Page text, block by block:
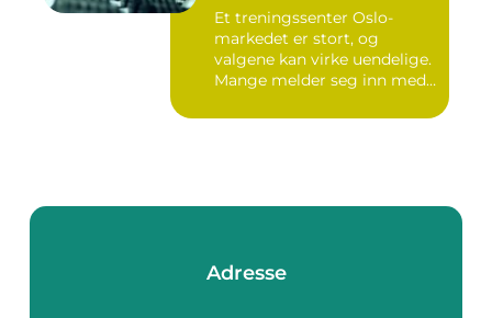
Et treningssenter Oslo-
markedet er stort, og
valgene kan virke uendelige.
Mange melder seg inn med
Adresse